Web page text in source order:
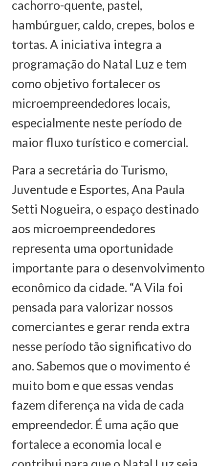
cachorro-quente, pastel,
hambúrguer, caldo, crepes, bolos e
tortas. A iniciativa integra a
programação do Natal Luz e tem
como objetivo fortalecer os
microempreendedores locais,
especialmente neste período de
maior fluxo turístico e comercial.
Para a secretária do Turismo,
Juventude e Esportes, Ana Paula
Setti Nogueira, o espaço destinado
aos microempreendedores
representa uma oportunidade
importante para o desenvolvimento
econômico da cidade. “A Vila foi
pensada para valorizar nossos
comerciantes e gerar renda extra
nesse período tão significativo do
ano. Sabemos que o movimento é
muito bom e que essas vendas
fazem diferença na vida de cada
empreendedor. É uma ação que
fortalece a economia local e